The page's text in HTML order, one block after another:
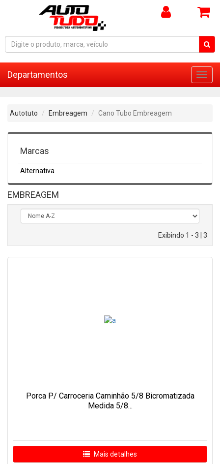
Departamentos
Autotuto Embreagem Cano Tubo Embreagem
Marcas
Alternativa
EMBREAGEM
Exibindo 1 - 3 | 3
Porca P/ Carroceria Caminhão 5/8 Bicromatizada
Medida 5/8...
Mais detalhes